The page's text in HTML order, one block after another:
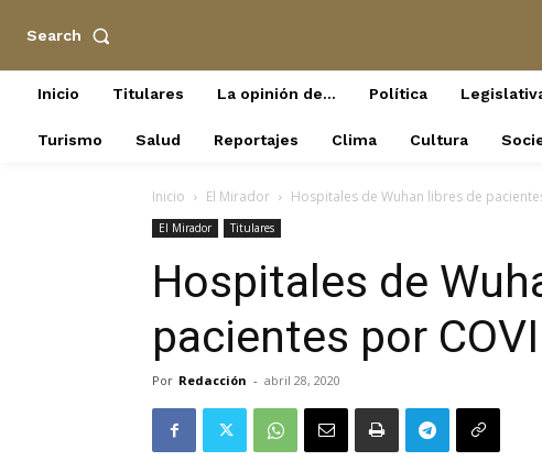
Search
Inicio Titulares La opinión de… Política
Turismo Salud Reportajes Clima Cultura
Inicio El Mirador Hospitales de Wuhan libres de
El Mirador Titulares
Hospitales de
pacientes por
Por Redacción - abril 28, 2020